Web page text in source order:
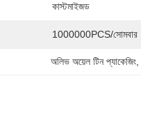
কাস্টমাইজড
1000000PCS/সোমবার
অলিভ অয়েল টিন প্যাকেজিং